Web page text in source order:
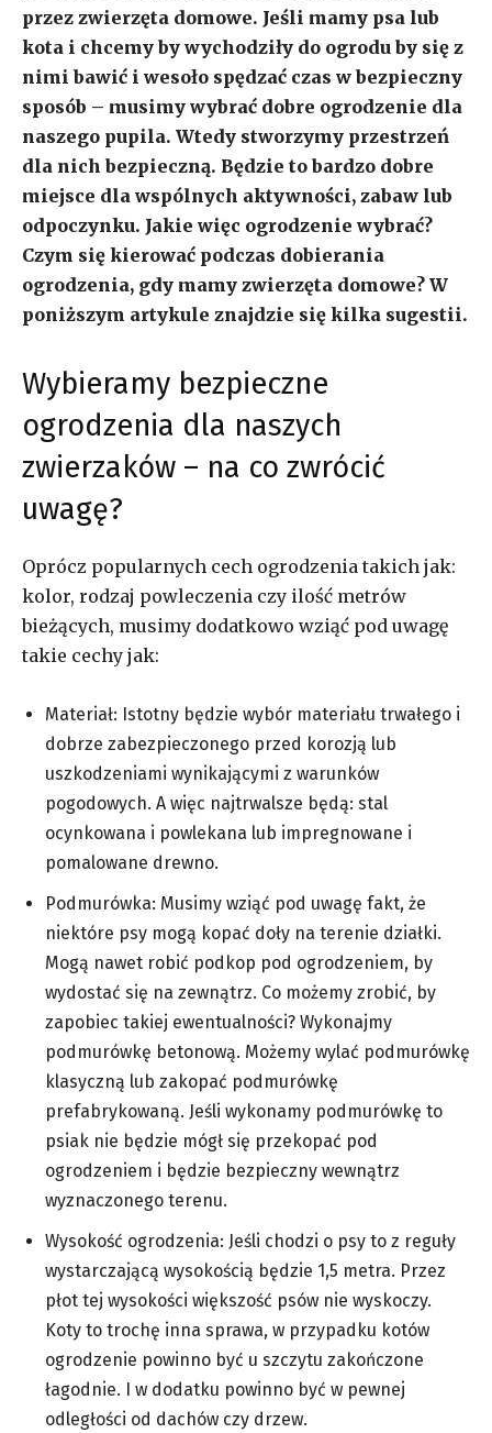
przez zwierzęta domowe. Jeśli mamy psa lub
kota i chcemy by wychodziły do ogrodu by się z
nimi bawić i wesoło spędzać czas w bezpieczny
sposób – musimy wybrać dobre ogrodzenie dla
naszego pupila. Wtedy stworzymy przestrzeń
dla nich bezpieczną. Będzie to bardzo dobre
miejsce dla wspólnych aktywności, zabaw lub
odpoczynku. Jakie więc ogrodzenie wybrać?
Czym się kierować podczas dobierania
ogrodzenia, gdy mamy zwierzęta domowe? W
poniższym artykule znajdzie się kilka sugestii.
Wybieramy bezpieczne
ogrodzenia dla naszych
zwierzaków – na co zwrócić
uwagę?
Oprócz popularnych cech ogrodzenia takich jak:
kolor, rodzaj powleczenia czy ilość metrów
bieżących, musimy dodatkowo wziąć pod uwagę
takie cechy jak:
Materiał: Istotny będzie wybór materiału trwałego i
dobrze zabezpieczonego przed korozją lub
uszkodzeniami wynikającymi z warunków
pogodowych. A więc najtrwalsze będą: stal
ocynkowana i powlekana lub impregnowane i
pomalowane drewno.
Podmurówka: Musimy wziąć pod uwagę fakt, że
niektóre psy mogą kopać doły na terenie działki.
Mogą nawet robić podkop pod ogrodzeniem, by
wydostać się na zewnątrz. Co możemy zrobić, by
zapobiec takiej ewentualności? Wykonajmy
podmurówkę betonową. Możemy wylać podmurówkę
klasyczną lub zakopać podmurówkę
prefabrykowaną. Jeśli wykonamy podmurówkę to
psiak nie będzie mógł się przekopać pod
ogrodzeniem i będzie bezpieczny wewnątrz
wyznaczonego terenu.
Wysokość ogrodzenia: Jeśli chodzi o psy to z reguły
wystarczającą wysokością będzie 1,5 metra. Przez
płot tej wysokości większość psów nie wyskoczy.
Koty to trochę inna sprawa, w przypadku kotów
ogrodzenie powinno być u szczytu zakończone
łagodnie. I w dodatku powinno być w pewnej
odległości od dachów czy drzew.